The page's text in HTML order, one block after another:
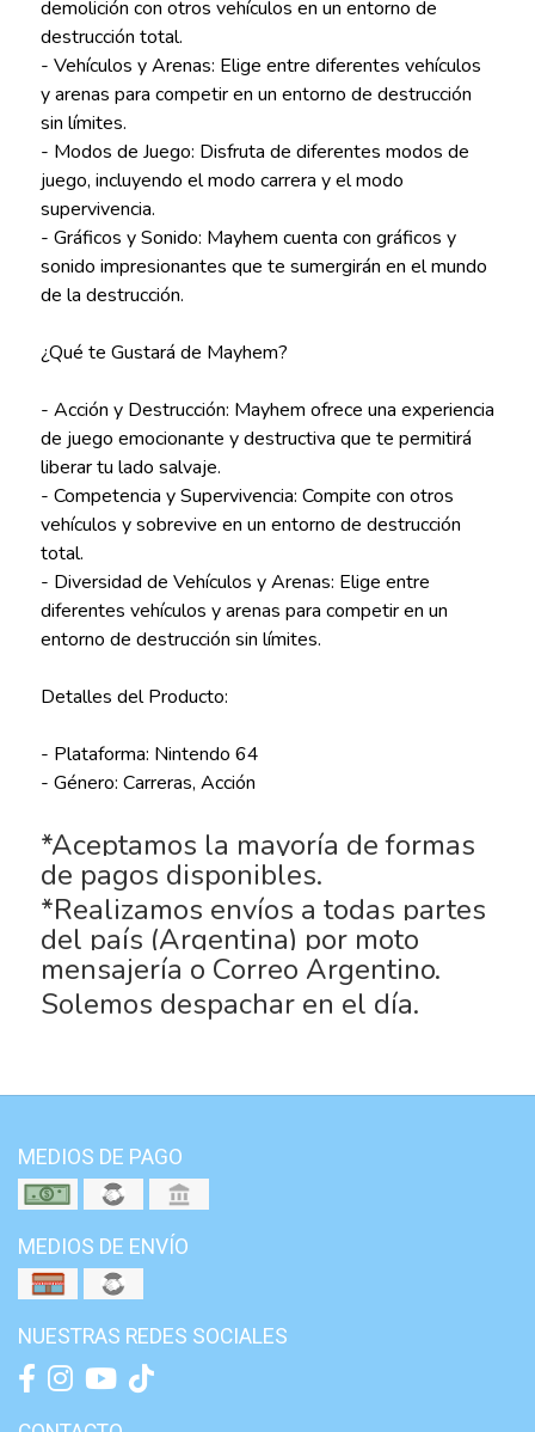
demolición con otros vehículos en un entorno de
destrucción total.
- Vehículos y Arenas: Elige entre diferentes vehículos
y arenas para competir en un entorno de destrucción
sin límites.
- Modos de Juego: Disfruta de diferentes modos de
juego, incluyendo el modo carrera y el modo
supervivencia.
- Gráficos y Sonido: Mayhem cuenta con gráficos y
sonido impresionantes que te sumergirán en el mundo
de la destrucción.
¿Qué te Gustará de Mayhem?
- Acción y Destrucción: Mayhem ofrece una experiencia
de juego emocionante y destructiva que te permitirá
liberar tu lado salvaje.
- Competencia y Supervivencia: Compite con otros
vehículos y sobrevive en un entorno de destrucción
total.
- Diversidad de Vehículos y Arenas: Elige entre
diferentes vehículos y arenas para competir en un
entorno de destrucción sin límites.
Detalles del Producto:
- Plataforma: Nintendo 64
- Género: Carreras, Acción
*Aceptamos la mayoría de formas
de pagos disponibles.
*Realizamos envíos a todas partes
del país (Argentina) por moto
mensajería o Correo Argentino.
Solemos despachar en el día.
MEDIOS DE PAGO
MEDIOS DE ENVÍO
NUESTRAS REDES SOCIALES